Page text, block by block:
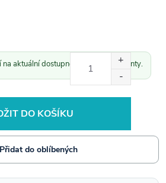
na aktuální dostupnosti vybrané varianty.
DO KOŠÍKU
Přidat do oblíbených